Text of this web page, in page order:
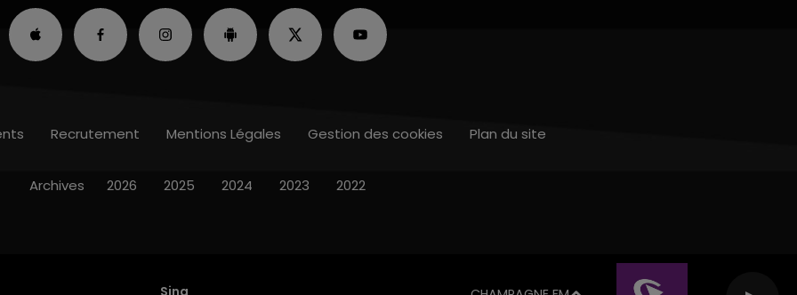
Sing
Recrutement Mentions Légales Gestion des cookies Plan du site
Archives 2026 2025 2024 2023 2022